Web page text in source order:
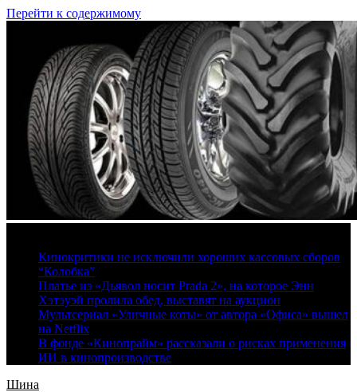
Перейти к содержимому
Кинокритики не исключили хороших кассовых сборов
“Колобка”
Платье из «Дьявол носит Prada 2», на которое Энн
Хэтэуэй пролила обед, выставят на аукцион
Мультсериал «Уличные коты» от автора «Офиса» вышел
на Netflix
В фонде «Кинопрайм» рассказали о рисках применения
ИИ в кинопроизводстве
Шина